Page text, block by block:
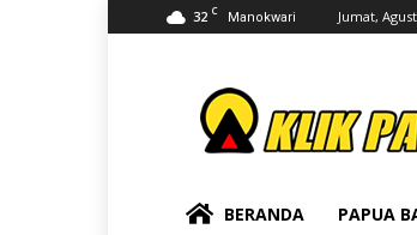
32 C Manokwari Jumat,
BERANDA PAPUA